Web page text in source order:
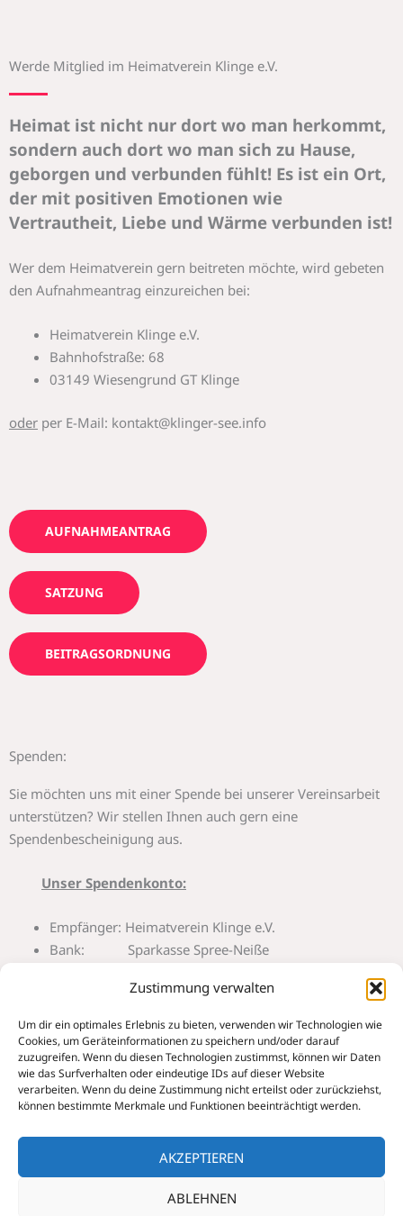
Zustimmung verwalten
Um dir ein optimales Erlebnis zu bieten, verwenden wir Technologien wie
Cookies, um Geräteinformationen zu speichern und/oder darauf
zuzugreifen. Wenn du diesen Technologien zustimmst, können wir Daten
wie das Surfverhalten oder eindeutige IDs auf dieser Website
verarbeiten. Wenn du deine Zustimmung nicht erteilst oder zurückziehst,
können bestimmte Merkmale und Funktionen beeinträchtigt werden.
AKZEPTIEREN
ABLEHNEN
Werde Mitglied im Heimatverein Klinge e.V.
Heimat ist nicht nur dort wo man herkommt,
sondern auch dort wo man sich zu Hause,
geborgen und verbunden fühlt! Es ist ein Ort,
der mit positiven Emotionen wie
Vertrautheit, Liebe und Wärme verbunden ist!
Wer dem Heimatverein gern beitreten möchte, wird gebeten
den Aufnahmeantrag einzureichen bei:
Heimatverein Klinge e.V.
Bahnhofstraße: 68
03149 Wiesengrund GT Klinge
oder per E-Mail: kontakt@klinger-see.info
AUFNAHMEANTRAG
SATZUNG
BEITRAGSORDNUNG
Spenden:
Sie möchten uns mit einer Spende bei unserer Vereinsarbeit
unterstützen? Wir stellen Ihnen auch gern eine
Spendenbescheinigung aus.
Unser Spendenkonto:
Empfänger: Heimatverein Klinge e.V.
Bank: Sparkasse Spree-Neiße
BIC: WELADED1CBN
Herzlichen Dank, für Ihre Unterstützung!
Home|Impressum|Datenschutzerklärung|Cookie-
Richtlinie